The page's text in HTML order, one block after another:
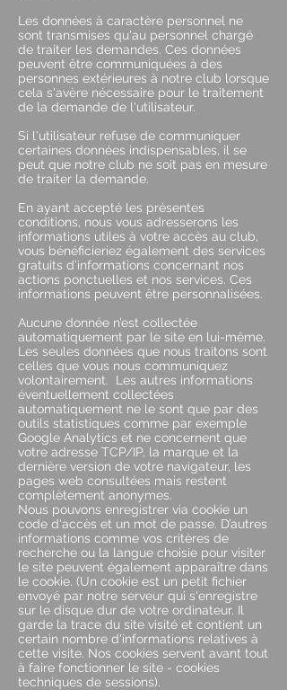
Les données à caractère personnel ne
sont transmises qu'au personnel chargé
de traiter les demandes. Ces données
peuvent être communiquées à des
personnes extérieures à notre club lorsque
cela s'avère nécessaire pour le traitement
de la demande de l'utilisateur.
Si l'utilisateur refuse de communiquer
certaines données indispensables, il se
peut que notre club ne soit pas en mesure
de traiter la demande.
En ayant accepté les présentes
conditions, nous vous adresserons les
informations utiles à votre accès au club,
vous bénéficieriez également des services
gratuits d’informations concernant nos
actions ponctuelles et nos services. Ces
informations peuvent être personnalisées.
Aucune donnée n’est collectée
automatiquement par le site en lui-même.
Les seules données que nous traitons sont
celles que vous nous communiquez
volontairement. Les autres informations
éventuellement collectées
automatiquement ne le sont que par des
outils statistiques comme par exemple
Google Analytics et ne concernent que
votre adresse TCP/IP, la marque et la
dernière version de votre navigateur, les
pages web consultées mais restent
complètement anonymes.
Nous pouvons enregistrer via cookie un
code d'accès et un mot de passe. D’autres
informations comme vos critères de
recherche ou la langue choisie pour visiter
le site peuvent également apparaître dans
le cookie. (Un cookie est un petit fichier
envoyé par notre serveur qui s'enregistre
sur le disque dur de votre ordinateur. Il
garde la trace du site visité et contient un
certain nombre d'informations relatives à
cette visite. Nos cookies servent avant tout
à faire fonctionner le site - cookies
techniques de sessions).